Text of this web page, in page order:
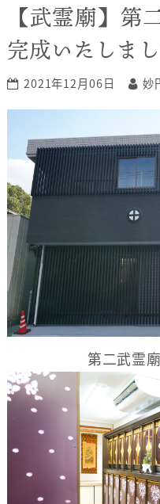
【武霊廟】第
完成いたしま
2021年12月06日 妙
第二武霊